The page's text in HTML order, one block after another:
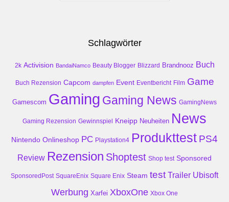
Schlagwörter
2k Activision BandaiNamco Beauty Blogger Blizzard Brandnooz Buch
Buch Rezension Capcom dampfen Event Eventbericht Film Game
Gamescom Gaming Gaming News GamingNews
Gaming Rezension Gewinnspiel Kneipp Neuheiten News
Nintendo Onlineshop PC Playstation4 Produkttest PS4
Review Rezension Shoptest Shop test Sponsored
SponsoredPost SquareEnix Square Enix Steam test Trailer Ubisoft
Werbung Xarfei XboxOne Xbox One